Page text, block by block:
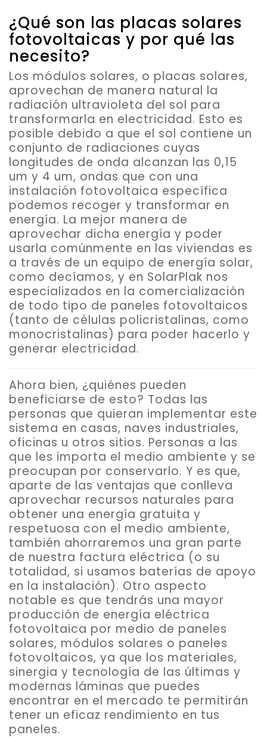
¿Qué son las placas solares
fotovoltaicas y por qué las
necesito?
Los módulos solares, o placas solares,
aprovechan de manera natural la
radiación ultravioleta del sol para
transformarla en electricidad. Esto es
posible debido a que el sol contiene un
conjunto de radiaciones cuyas
longitudes de onda alcanzan las 0,15
um y 4 um, ondas que con una
instalación fotovoltaica específica
podemos recoger y transformar en
energía. La mejor manera de
aprovechar dicha energía y poder
usarla comúnmente en las viviendas es
a través de un equipo de energía solar,
como decíamos, y en SolarPlak nos
especializados en la comercialización
de todo tipo de paneles fotovoltaicos
(tanto de células policristalinas, como
monocristalinas) para poder hacerlo y
generar electricidad.
Ahora bien, ¿quiénes pueden
beneficiarse de esto? Todas las
personas que quieran implementar este
sistema en casas, naves industriales,
oficinas u otros sitios. Personas a las
que les importa el medio ambiente y se
preocupan por conservarlo. Y es que,
aparte de las ventajas que conlleva
aprovechar recursos naturales para
obtener una energía gratuita y
respetuosa con el medio ambiente,
también ahorraremos una gran parte
de nuestra factura eléctrica (o su
totalidad, si usamos baterías de apoyo
en la instalación). Otro aspecto
notable es que tendrás una mayor
producción de energía eléctrica
fotovoltaica por medio de paneles
solares, módulos solares o paneles
fotovoltaicos, ya que los materiales,
sinergia y tecnología de las últimas y
modernas láminas que puedes
encontrar en el mercado te permitirán
tener un eficaz rendimiento en tus
paneles.